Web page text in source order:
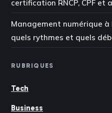
certification RNCP, CPF
Management numérique
quels rythmes et quels
RUBRIQUES
Tech
Business